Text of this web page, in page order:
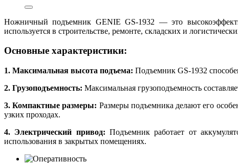
Ножничный подъемник GENIE GS-1932 — это
используется в строительстве, ремонте, складских и
Основные характеристики:
1. Максимальная высота подъема: Подъемник GS-1932
2. Грузоподъемность: Максимальная грузоподъемность
3. Компактные размеры: Размеры подъемника делают его
узких проходах.
4. Электрический привод: Подъемник работает от
использования в закрытых помещениях.